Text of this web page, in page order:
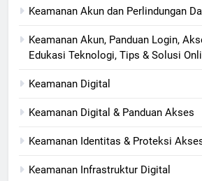
Keamanan Akun dan Perlindungan
Keamanan Akun, Panduan Login,
Edukasi Teknologi, Tips & Solusi
Keamanan Digital
Keamanan Digital & Panduan Akses
Keamanan Identitas & Proteksi
Keamanan Infrastruktur Digital